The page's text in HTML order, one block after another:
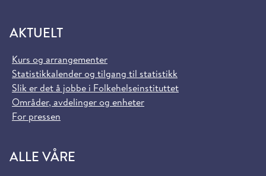
AKTUELT
Kurs og arrangementer
Statistikkalender og tilgang til statistikk
Slik er det å jobbe i Folkehelseinstituttet
Områder, avdelinger og enheter
For pressen
ALLE VÅRE